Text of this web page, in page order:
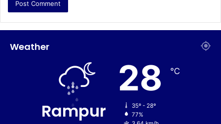
Weather
Rampur
28 ℃
35º - 28º
77%